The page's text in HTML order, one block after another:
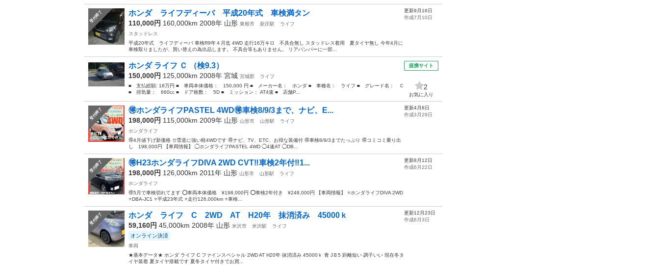
受付終了 ホンダ ライフディーバ 平成20年式 車検満タン
110,000円 160,000km 2008年 山形 東根市 新庄駅
ライフ
スタッドレス
平成20年式 ライフディーバ 車検R9年４月迄 4WD 走行16万キロ 不具合無し スタッドレス着用 夏タイヤ無し 今年4月に
車検取りましたが、買い替えの為出品します。 不具合等もありません。 リアバンパーに一部...
更新9月16日
作成7月10日
ホンダ ライフ Ｃ （検9.3）
150,000円 125,000km 2008年 宮城 宮城郡
ライフ
■ 支払総額: 18万円 ■ 車両本体価格： 150,000 円 ■ メーカー名： ホンダ ■ 車種名： ライフ ■ グレード名： Ｃ
■ 排気量： 660cc ■ ドア枚数： 5D ■ ミッション： AT4速 ■ 店舗P...
提携サイト
2
お気に入り
受付終了 🉐ホンダライフPASTEL 4WD🉐車検8/9/3まで、ナビ、E...
198,000円 115,000km 2009年 山形 山形市 山形駅
ライフ
ホンダライフ
🉐4月値下げ新価格 ☃️雪道に強い軽4WDです 🉐ナビ、TV、ETC、お得な装備付 🉐車検8/9/3までたっぷり 🉐コミコミ乗り出
し 198,000円 【車両情報】 ◯ホンダライフPASTEL 4WD ◯4速AT ◯DB...
更新4月8日
作成3月29日
受付終了 🉐H23ホンダライフDIVA 2WD CVT‼️車検2年付‼️1...
198,000円 126,000km 2011年 山形 山形市 山形駅
ライフ
ホンダライフ
🉐5月で車検切れてます ⭕️車両本体価格 ¥198,000円 ⭕️車検2年付き ¥248,000円 【車両情報】 ⭐️ホンダライフDIVA 2WD
⭐️DBA-JC1 ⭐️平成23年式 ⭐️走行126,000km ⭐️車検...
更新8月12日
作成6月22日
受付終了 ホンダ ライフ C 2WD AT H20年 抹消済み 45000ｋ
59,160円 45,000km 2008年 山形 米沢市 米沢駅 ライフ
オンライン決済
車両
★基本データ★ ホンダ ライフ C ファインスペシャル 2WD AT H20年 抹消済み 45000ｋ 青 JＢ5 距離短い 調子いい 現在冬タ
イヤ装着 夏タイヤ搭載です 夏冬タイヤ付きでお買...
更新12月23日
作成6月3日